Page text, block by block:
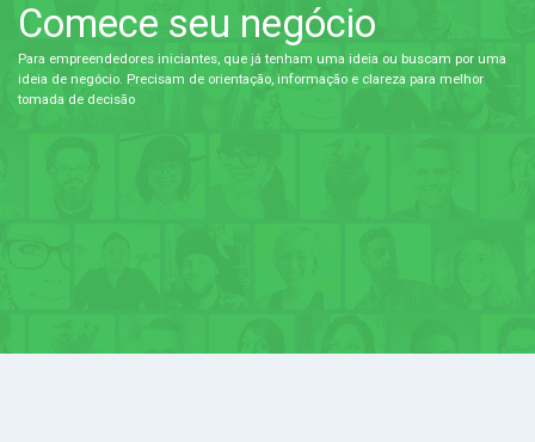
Comece seu negócio
Para empreendedores iniciantes, que já tenham uma ideia ou buscam por uma
ideia de negócio. Precisam de orientação, informação e clareza para melhor
tomada de decisão